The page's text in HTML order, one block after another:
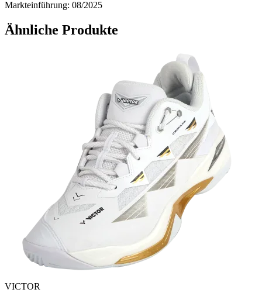
Markteinführung: 08/2025
Ähnliche Produkte
VICTOR